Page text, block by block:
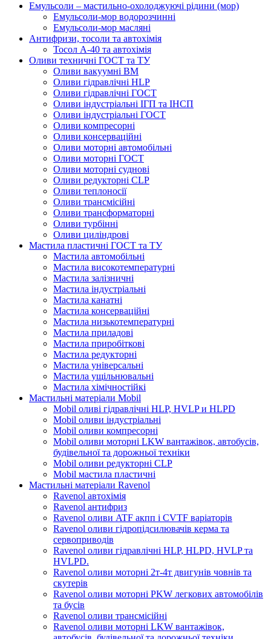
Емульсоли – мастильно-охолоджуючі рідини (мор)
Емульсоли-мор водорозчинні
Емульсоли-мор масляні
Антифризи, тосоли та автохімія
Тосол А-40 та автохімія
Оливи техничні ГОСТ та ТУ
Оливи вакуумні ВМ
Оливи гідравлічні HLP
Оливи гідравлічні ГОСТ
Оливи індустріальні ІГП та ІНСП
Оливи індустріальні ГОСТ
Оливи компресорні
Оливи консерваційні
Оливи моторні автомобільні
Оливи моторні ГОСТ
Оливи моторні суднові
Оливи редукторні CLP
Оливи теплоносії
Оливи трансмісійні
Оливи трансформаторні
Оливи турбінні
Оливи циліндрові
Мастила пластичні ГОСТ та ТУ
Мастила автомобільні
Мастила високотемпературні
Мастила залізничні
Мастила індустріальні
Мастила канатні
Мастила консерваційні
Мастила низькотемпературні
Мастила приладові
Мастила приробіткові
Мастила редукторні
Мастила універсальні
Мастила ущільнювальні
Мастила хімічностійкі
Мастильні матеріали Mobil
Mobil оливі гідравлічні HLP, HVLP и HLPD
Mobil оливи індустріальні
Mobil оливи компресорні
Mobil оливи моторні LKW вантажівок, автобусів,
будівельної та дорожньої техніки
Mobil оливи редукторні CLP
Mobil мастила пластичні
Мастильні матеріали Ravenol
Ravenol автохімія
Ravenol антифриз
Ravenol оливи ATF акпп і CVTF варіаторів
Ravenol оливи гідропідсилювачів керма та
сервоприводів
Ravenol оливи гідравлічні HLP, HLPD, HVLP та
HVLPD.
Ravenol оливи моторні 2т-4т двигунів човнів та
скутерів
Ravenol оливи моторні PKW легкових автомобілів
та бусів
Ravenol оливи трансмісійні
Ravenol оливи моторні LKW вантажівок,